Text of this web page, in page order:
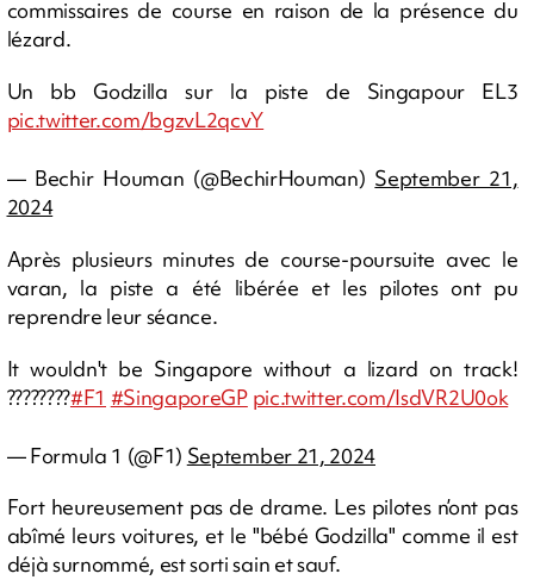
commissaires de course en raison de la présence du
lézard.
Un bb Godzilla sur la piste de Singapour EL3
pic.twitter.com/bgzvL2qcvY
— Bechir Houman (@BechirHouman) September 21,
2024
Après plusieurs minutes de course-poursuite avec le
varan, la piste a été libérée et les pilotes ont pu
reprendre leur séance.
It wouldn't be Singapore without a lizard on track!
????????#F1 #SingaporeGP pic.twitter.com/IsdVR2U0ok
— Formula 1 (@F1) September 21, 2024
Fort heureusement pas de drame. Les pilotes n’ont pas
abîmé leurs voitures, et le "bébé Godzilla" comme il est
déjà surnommé, est sorti sain et sauf.